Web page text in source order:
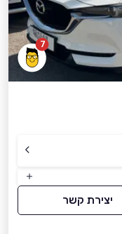
7
יצירת קשר